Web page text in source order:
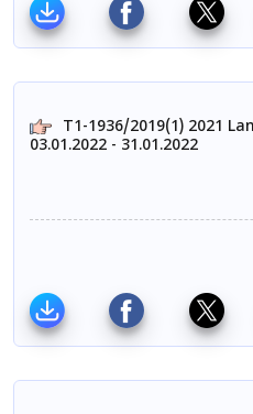
T1-1936/2019(1) 2021
03.01.2022 - 31.01.2022